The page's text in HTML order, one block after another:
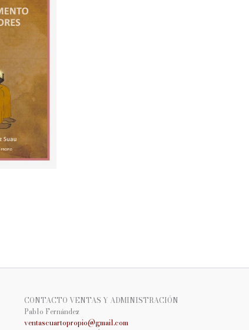
CONTACTO VENTAS Y ADMINISTRACIÓN
Pablo Fernández
ventascuartopropio@gmail.com